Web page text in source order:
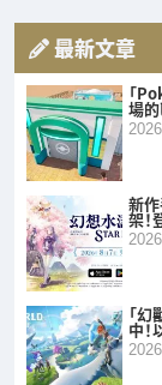
最新文章
「
場
新
架
「
中